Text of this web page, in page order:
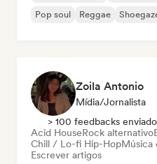
Pop soul
Reggae
Zoila Antonio
Mídia/Jornalista
> 100 feedbacks
Acid HouseRock alternativo
Chill / Lo-fi Hip-HopMúsica
Escrever artigos